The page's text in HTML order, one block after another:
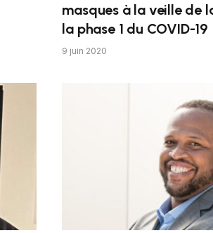
masques à la veille de
la phase 1 du COVID-19
9 juin 2020